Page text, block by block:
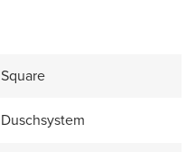
Square
Duschsystem